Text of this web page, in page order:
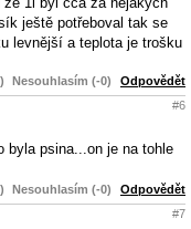
ještě potřeboval tak se
levnější a teplota je trošku
Nesouhlasím (-0) Odpovědět
#6
byla psina...on je na tohle
Nesouhlasím (-0) Odpovědět
#7